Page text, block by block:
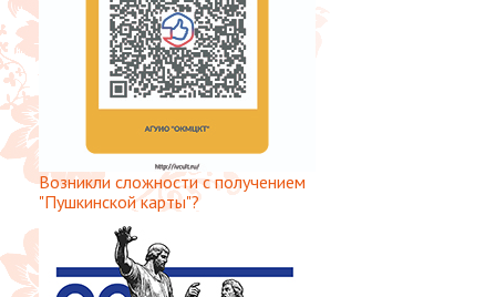
Возникли сложности с получением
"Пушкинской карты"?